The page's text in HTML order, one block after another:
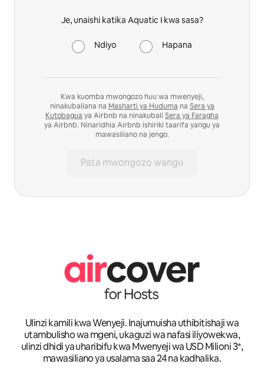
Je, unaishi katika Aquatic I kwa sasa?
Ndiyo Hapana
Kwa kuomba mwongozo huu wa mwenyeji,
ninakubaliana na Masharti ya Huduma na Sera ya
Kutobagua ya Airbnb na ninakubali Sera ya Faragha
ya Airbnb. Ninaridhia Airbnb ishiriki taarifa yangu ya
mawasiliano na jengo.
Pata mwongozo wangu
Ulinzi kamili kwa Wenyeji. Inajumuisha uthibitishaji wa
utambulisho wa mgeni, ukaguzi wa nafasi iliyowekwa,
ulinzi dhidi ya uharibifu kwa Mwenyeji wa USD Milioni 3*,
mawasiliano ya usalama saa 24 na kadhalika.